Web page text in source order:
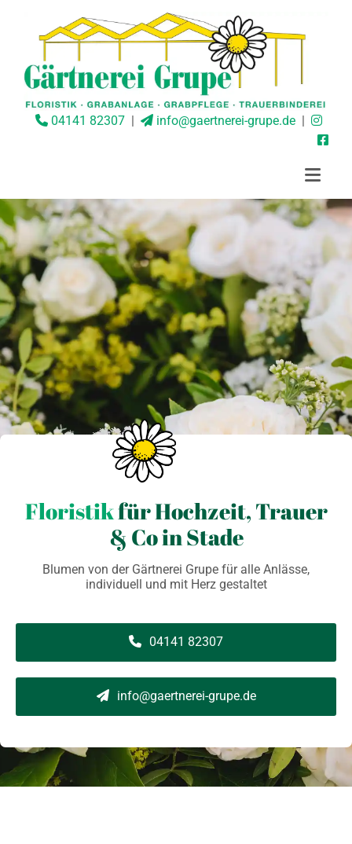
 04141 82307  info@gaertnerei-grupe.de


Floristikfür Hochzeit, Trauer
& Co in Stade
Blumen von der Gärtnerei Grupe für alle Anlässe,
individuell und mit Herz gestaltet
04141 82307
info@gaertnerei-grupe.de